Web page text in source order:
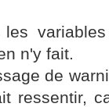
n'y fait.
de
ressentir,